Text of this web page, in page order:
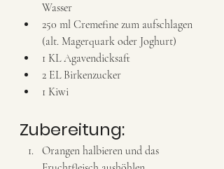
Wasser
250 ml Cremefine zum aufschlagen
(alt. Magerquark oder Joghurt)
1 KL Agavendicksaft
2 EL Birkenzucker
1 Kiwi
Zubereitung:
Orangen halbieren und das